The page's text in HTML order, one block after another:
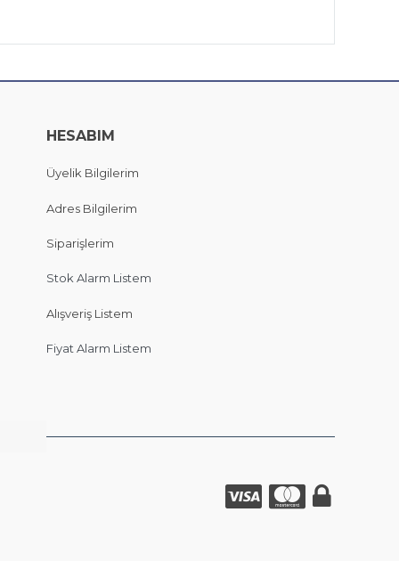
HESABIM
Üyelik Bilgilerim
Adres Bilgilerim
Siparişlerim
Stok Alarm Listem
Alışveriş Listem
Fiyat Alarm Listem